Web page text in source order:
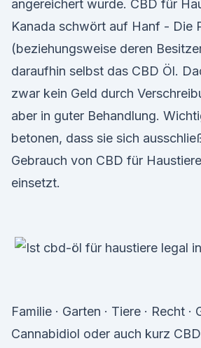
angereichert wurde. CBD für
Kanada schwört auf Hanf - Die
(beziehungsweise deren
daraufhin selbst das CBD Öl.
zwar kein Geld durch
aber in guter Behandlung.
betonen, dass sie sich
Gebrauch von CBD für
einsetzt.
Familie · Garten · Tiere · Recht ·
Cannabidiol oder auch kurz